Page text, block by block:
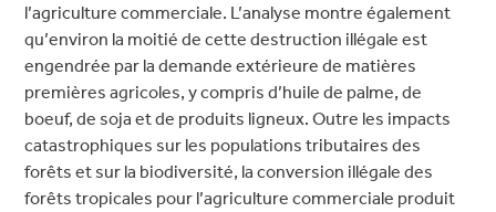
l’agriculture commerciale. L’analyse montre également
qu’environ la moitié de cette destruction illégale est
engendrée par la demande extérieure de matières
premières agricoles, y compris d’huile de palme, de
boeuf, de soja et de produits ligneux. Outre les impacts
catastrophiques sur les populations tributaires des
forêts et sur la biodiversité, la conversion illégale des
forêts tropicales pour l’agriculture commerciale produit